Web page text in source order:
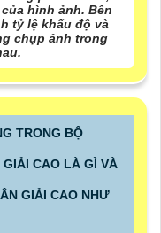
hình ảnh. Bên
tỷ lệ khẩu độ và
chụp ảnh trong
TRONG BỘ
GIẢI CAO LÀ GÌ VÀ
GIẢI CAO NHƯ